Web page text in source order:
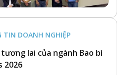
TIN DOANH NGHIỆP
lai của ngành Bao bì
2026